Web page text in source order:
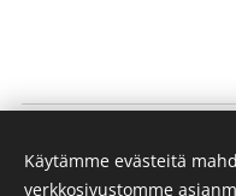
(
Käytämme evästeitä
verkkosivustomme